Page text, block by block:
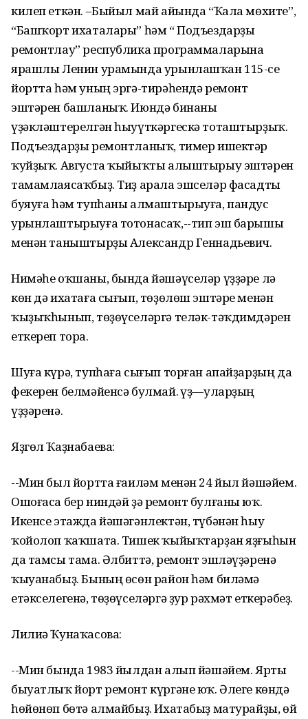
килеп еткән. –Быйыл май айында “Ҡала мөхите”,
“Башҡорт ихаталары” һәм “ Подъездарҙы
ремонтлау” республика программаларына
ярашлы Ленин урамында урынлашҡан 115-се
йортта һәм уның эргә-тирәһендә ремонт
эштәрен башланыҡ. Июндә бинаны
үҙәкләштерелгән һыуүткәргескә тоташтырҙыҡ.
Подъездарҙы ремонтланыҡ, тимер ишектәр
ҡуйҙыҡ. Августа ҡыйыҡты алыштырыу эштәрен
тамамлаясаҡбыҙ. Тиҙ арала эшселәр фасадты
буяуға һәм тупһаны алмаштырыуға, пандус
урынлаштырыуға тотонасаҡ,--тип эш барышы
менән таныштырҙы Александр Геннадьевич.
Нимәһе оҡшаны, бында йәшәүселәр үҙҙәре лә
көн дә ихатаға сығып, төҙөлөш эштәре менән
ҡыҙыҡһынып, төҙөүселәргә теләк-тәҡдимдәрен
еткереп тора.
Шуға күрә, тупһаға сығып торған апайҙарҙың да
фекерен белмәйенсә булмай. Һүҙ—уларҙың
үҙҙәренә.
Яҙгөл Ҡаҙнабаева:
--Мин был йортта ғаиләм менән 24 йыл йәшәйем.
Ошоғаса бер ниндәй ҙә ремонт булғаны юҡ.
Икенсе этажда йәшәгәнлектән, түбәнән һыу
ҡойолоп ҡаҡшата. Тишек ҡыйыҡтарҙан яҙғыһын
да тамсы тама. Әлбиттә, ремонт эшләүҙәренә
ҡыуанабыҙ. Бының өсөн район һәм биләмә
етәкселегенә, төҙөүселәргә ҙур рәхмәт еткерәбеҙ.
Лилиә Ҡунаҡасова:
--Мин бында 1983 йылдан алып йәшәйем. Ярты
быуатлыҡ йорт ремонт күргәне юҡ. Әлеге көндә
һөйөнөп бөтә алмайбыҙ. Ихатабыҙ матурайҙы, өй